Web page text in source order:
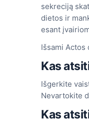
sekreciją
dietos ir
esant
Išsami Actos
Kas
Išgerkite
Nevartokite
Kas